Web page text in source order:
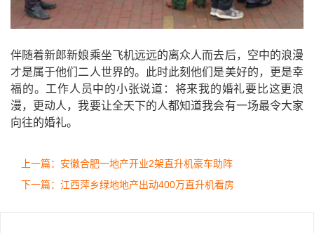
伴随着新郎新娘乘坐飞机远远的离众人而去后，空中的浪漫
才是属于他们二人世界的。此时此刻他们是美好的，更是幸
福的。工作人员中的小张说道：将来我的婚礼要比这更浪
漫，更动人，我要让全天下的人都知道我会有一场最令大家
向往的婚礼。
上一篇：安徽合肥一地产开业2架直升机豪车助阵
下一篇：江西萍乡绿地地产出动400万直升机看房